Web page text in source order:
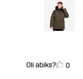
Oli abiks? 0